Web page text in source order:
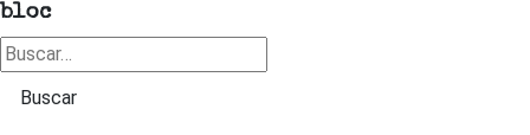
bloc
Buscar
Buscar